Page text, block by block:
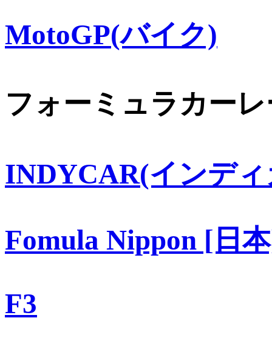
MotoGP(バイク)
フォーミュラカー
INDYCAR(インデ
Fomula Nippon [日
F3